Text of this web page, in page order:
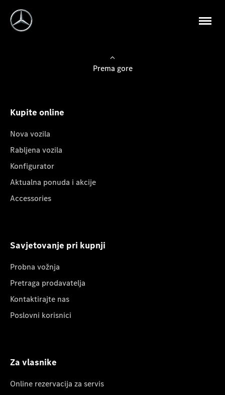
Prema gore
Kupite online
Nova vozila
Rabljena vozila
Konfigurator
Aktualna ponuda i akcije
Accessories
Savjetovanje pri kupnji
Probna vožnja
Pretraga prodavatelja
Kontaktirajte nas
Poslovni korisnici
Za vlasnike
Online rezervacija za servis